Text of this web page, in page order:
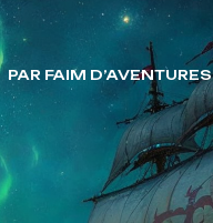
PAR FAIM D’AVENTURES